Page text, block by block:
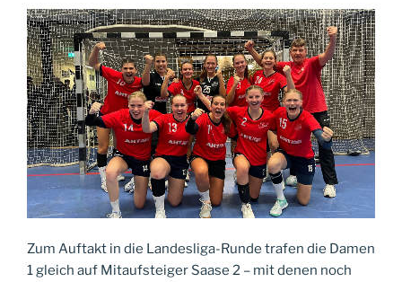
Zum Auftakt in die Landesliga-Runde trafen die Damen
1 gleich auf Mitaufsteiger Saase 2 – mit denen noch